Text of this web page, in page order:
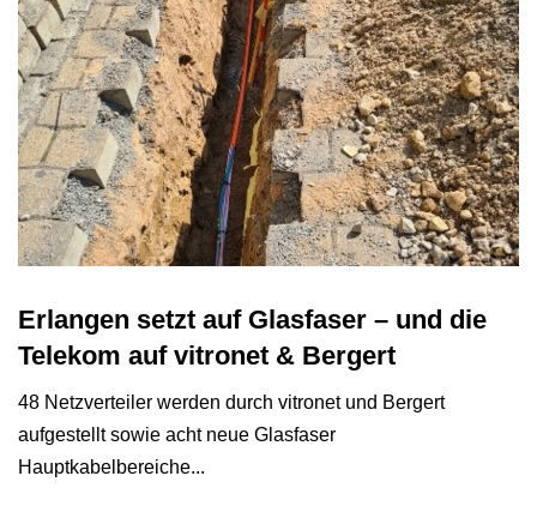
Erlangen setzt auf Glasfaser – und die
Telekom auf vitronet & Bergert
48 Netzverteiler werden durch vitronet und Bergert
aufgestellt sowie acht neue Glasfaser
Hauptkabelbereiche...